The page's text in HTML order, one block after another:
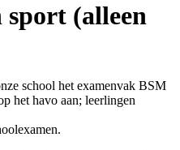
sport (alleen
school het examenvak BSM
het havo aan; leerlingen